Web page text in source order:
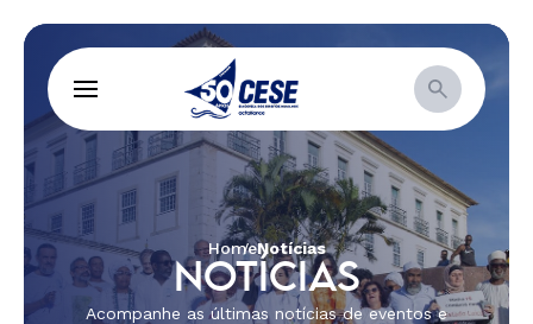
HomeNotícias
NOTÍCIAS
Acompanhe as últimas notícias de eventos e